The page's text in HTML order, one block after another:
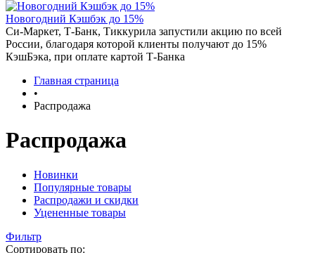
Новогодний Кэшбэк до 15%
Си-Маркет, Т-Банк, Тиккурила запустили акцию по всей
России, благодаря которой клиенты получают до 15%
КэшБэка, при оплате картой Т-Банка
Главная страница
•
Распродажа
Распродажа
Новинки
Популярные товары
Распродажи и скидки
Уцененные товары
Фильтр
Сортировать по: